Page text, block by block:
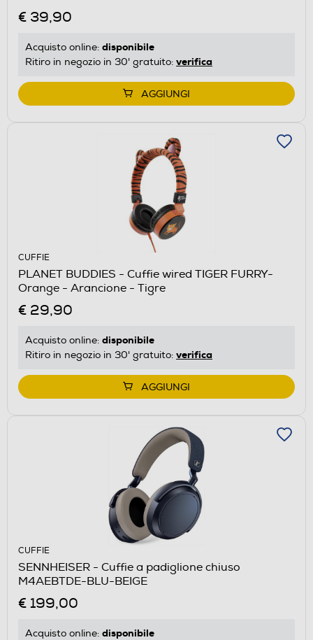
€ 39,90
Acquisto online: disponibile
Ritiro in negozio in 30' gratuito: verifica
AGGIUNGI
CUFFIE
PLANET BUDDIES - Cuffie wired TIGER FURRY-
Orange - Arancione - Tigre
€ 29,90
Acquisto online: disponibile
Ritiro in negozio in 30' gratuito: verifica
AGGIUNGI
CUFFIE
SENNHEISER - Cuffie a padiglione chiuso
M4AEBTDE-BLU-BEIGE
€ 199,00
Acquisto online: disponibile